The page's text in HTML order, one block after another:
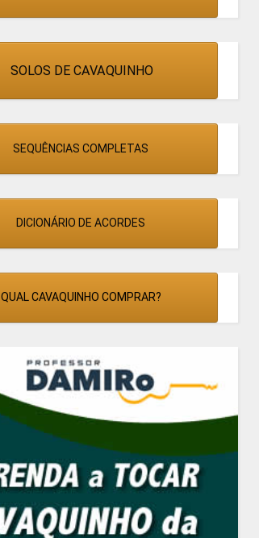
SOLOS DE CAVAQUINHO
SEQUÊNCIAS COMPLETAS
DICIONÁRIO DE ACORDES
QUAL CAVAQUINHO COMPRAR?